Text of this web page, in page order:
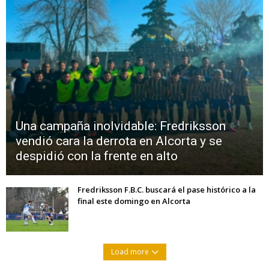
Una campaña inolvidable: Fredriksson
vendió cara la derrota en Alcorta y se
despidió con la frente en alto
Fredriksson F.B.C. buscará el pase histórico a la
final este domingo en Alcorta
Load more